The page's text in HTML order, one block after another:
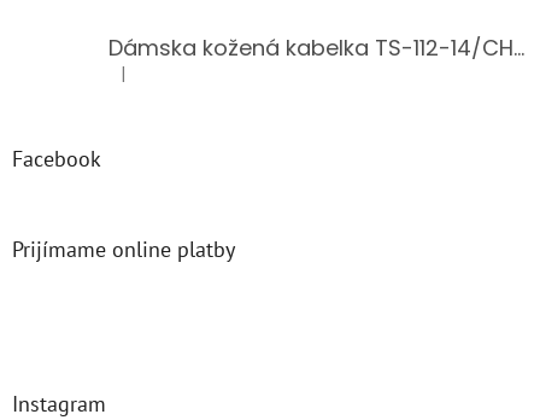
Dámska kožená kabelka TS-112-14/CHOCO
Hodnotenie produktu je 5 z 5 hviezdičiek.
|
Facebook
Prijímame online platby
Instagram